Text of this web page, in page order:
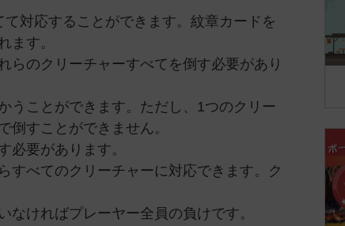
対応することができます。紋章カードを
ます。
らのクリーチャーすべてを倒す必要があり
うことができます。ただし、1つのクリー
倒すことができません。
必要があります。
すべてのクリーチャーに対応できます。ク
ければプレーヤー全員の負けです。